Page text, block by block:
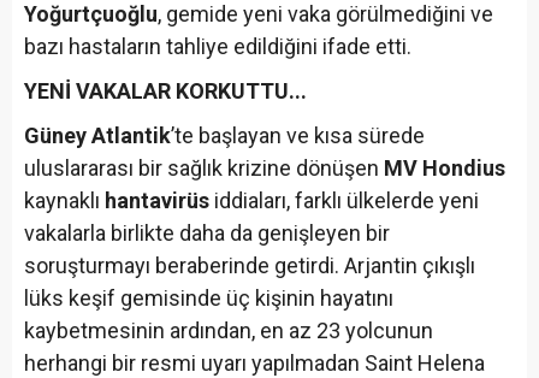
Yoğurtçuoğlu, gemide yeni vaka görülmediğini ve
bazı hastaların tahliye edildiğini ifade etti.
YENİ VAKALAR KORKUTTU...
Güney Atlantik’te başlayan ve kısa sürede
uluslararası bir sağlık krizine dönüşen MV Hondius
kaynaklı hantavirüs iddiaları, farklı ülkelerde yeni
vakalarla birlikte daha da genişleyen bir
soruşturmayı beraberinde getirdi. Arjantin çıkışlı
lüks keşif gemisinde üç kişinin hayatını
kaybetmesinin ardından, en az 23 yolcunun
herhangi bir resmi uyarı yapılmadan Saint Helena